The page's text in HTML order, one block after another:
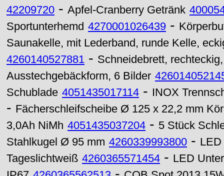
42209720 - Apfel-Cranberry Getränk
Sportunterhemd 4270001026439 -
Saunakelle, mit Lederband, runde Kelle,
4260140527881 - Schneidebrett,
Ausstechgebäckform, 6 Bilder
Schublade 4051435017114 - INOX
- Fächerschleifscheibe Ø 125 x 22,2 mm
3,0Ah NiMh 4051435037204 - 5 Stück
Stahlkugel Ø 95 mm 4260339993800 -
Tageslichtweiß 4260365571454 - LED